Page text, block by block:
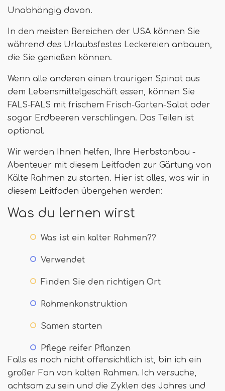
Unabhängig davon.
In den meisten Bereichen der USA können Sie
während des Urlaubsfestes Leckereien anbauen,
die Sie genießen können.
Wenn alle anderen einen traurigen Spinat aus
dem Lebensmittelgeschäft essen, können Sie
FALS-FALS mit frischem Frisch-Garten-Salat oder
sogar Erdbeeren verschlingen. Das Teilen ist
optional.
Wir werden Ihnen helfen, Ihre Herbstanbau -
Abenteuer mit diesem Leitfaden zur Gärtung von
Kälte Rahmen zu starten. Hier ist alles, was wir in
diesem Leitfaden übergehen werden:
Was du lernen wirst
Was ist ein kalter Rahmen??
Verwendet
Finden Sie den richtigen Ort
Rahmenkonstruktion
Samen starten
Pflege reifer Pflanzen
Falls es noch nicht offensichtlich ist, bin ich ein
großer Fan von kalten Rahmen. Ich versuche,
achtsam zu sein und die Zyklen des Jahres und